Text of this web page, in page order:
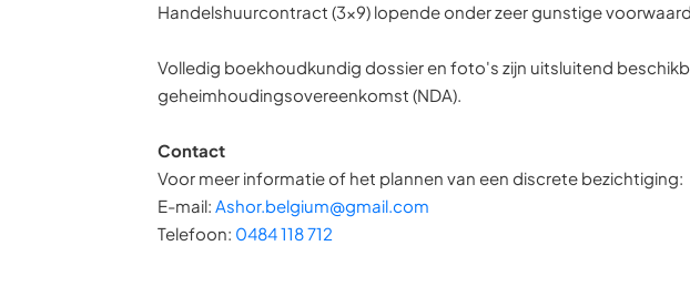
Handelshuurcontract (3x9) lopende onder zeer gunstige
Volledig boekhoudkundig dossier en foto's zijn uitsluitend
geheimhoudingsovereenkomst (NDA).
Contact
Voor meer informatie of het plannen van een discrete bezichtiging:
E-mail: Ashor.belgium@gmail.com
Telefoon: 0484 118 712